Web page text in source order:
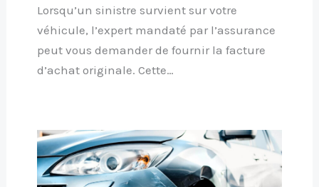
Lorsqu’un sinistre survient sur votre
véhicule, l’expert mandaté par l’assurance
peut vous demander de fournir la facture
d’achat originale. Cette…